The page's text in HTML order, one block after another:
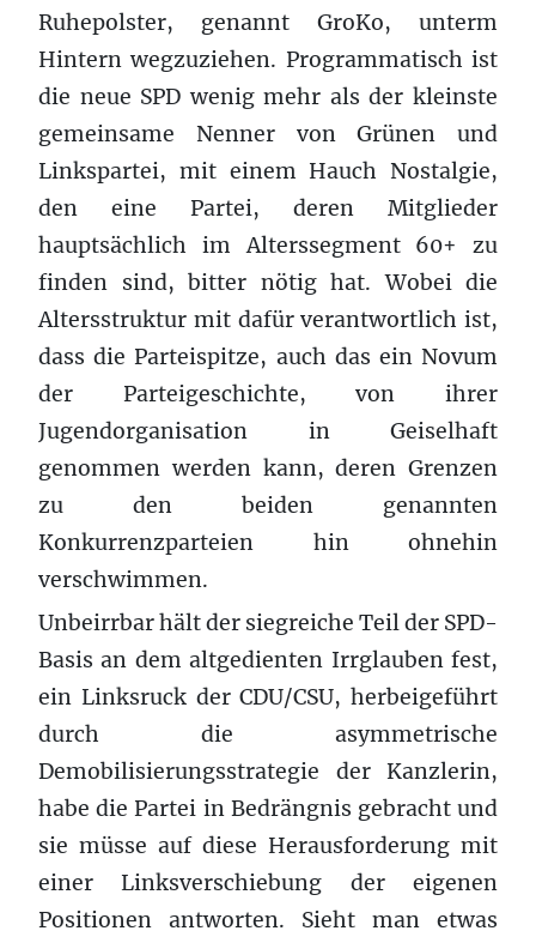
Ruhepolster, genannt GroKo, unterm
Hintern wegzuziehen. Programmatisch ist
die neue SPD wenig mehr als der kleinste
gemeinsame Nenner von Grünen und
Linkspartei, mit einem Hauch Nostalgie,
den eine Partei, deren Mitglieder
hauptsächlich im Alterssegment 60+ zu
finden sind, bitter nötig hat. Wobei die
Altersstruktur mit dafür verantwortlich ist,
dass die Parteispitze, auch das ein Novum
der Parteigeschichte, von ihrer
Jugendorganisation in Geiselhaft
genommen werden kann, deren Grenzen
zu den beiden genannten
Konkurrenzparteien hin ohnehin
verschwimmen.
Unbeirrbar hält der siegreiche Teil der SPD-
Basis an dem altgedienten Irrglauben fest,
ein Linksruck der CDU/CSU, herbeigeführt
durch die asymmetrische
Demobilisierungsstrategie der Kanzlerin,
habe die Partei in Bedrängnis gebracht und
sie müsse auf diese Herausforderung mit
einer Linksverschiebung der eigenen
Positionen antworten. Sieht man etwas